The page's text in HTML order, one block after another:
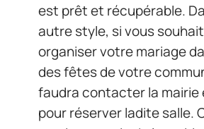
est prêt et récupérable.
autre style, si vous
organiser votre mariage
des fêtes de votre
faudra contacter la mairie
pour réserver ladite salle.